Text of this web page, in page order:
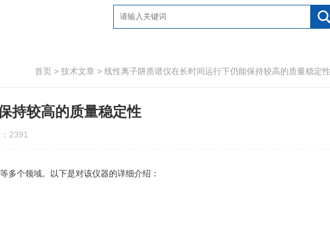
首页 > 技术文章 > 线性离子阱质谱仪在长时间运行下仍能保持较高的质量稳定性
持较高的质量稳定性
2391
多个领域。以下是对该仪器的详细介绍：